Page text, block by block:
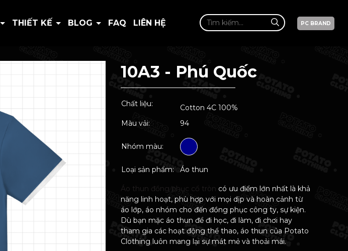
THIẾT KẾ BLOG FAQ LIÊN HỆ PC BRAND
10A3 - Phú Quốc
Chất liệu:
Cotton 4C 100%
Màu vải:
94
Nhóm màu:
Loại sản phẩm: Áo thun
Áo thun đồng phục cổ tròn có ưu điểm lớn nhất là khả
năng linh hoạt, phù hợp với mọi dịp và hoàn cảnh từ
áo lớp, áo nhóm cho đến đồng phục công ty, sự kiện.
Dù bạn mặc áo thun để đi học, đi làm, đi chơi hay
tham gia các hoạt động thể thao, áo thun của Potato
Clothing luôn mang lại sự mát mẻ và thoải mái.